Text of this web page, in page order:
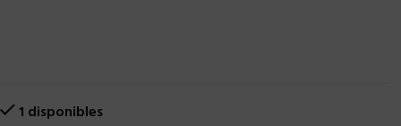
1 disponibles